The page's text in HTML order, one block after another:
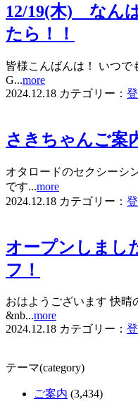
12/19(木) なん
たら！！
皆様こんばんは！ いつで
G...more
2024.12.18 カテゴリー：
さきちゃんご案
オタロードのセクシーシ
です...more
2024.12.18 カテゴリー：
オープンしま
フ！
おはようございます 快晴
&nb...more
2024.12.18 カテゴリー：
テーマ(category)
ご案内 (3,434)